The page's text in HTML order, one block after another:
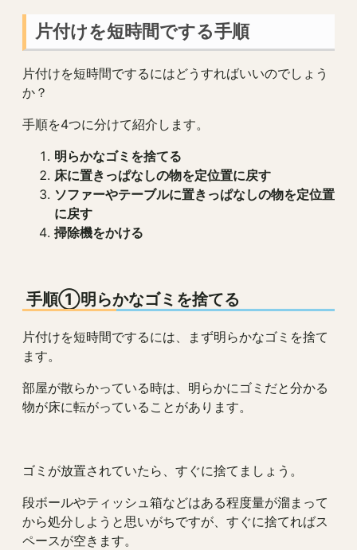
片付けを短時間でする手順
片付けを短時間でするにはどうすればいいのでしょう
か？
手順を4つに分けて紹介します。
明らかなゴミを捨てる
床に置きっぱなしの物を定位置に戻す
ソファーやテーブルに置きっぱなしの物を定位置
に戻す
掃除機をかける
手順①明らかなゴミを捨てる
片付けを短時間でするには、まず明らかなゴミを捨て
ます。
部屋が散らかっている時は、明らかにゴミだと分かる
物が床に転がっていることがあります。
ゴミが放置されていたら、すぐに捨てましょう。
段ボールやティッシュ箱などはある程度量が溜まって
から処分しようと思いがちですが、すぐに捨てればス
ペースが空きます。